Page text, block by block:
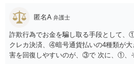
いの地域の弁護士会や法テラス等でご相
【参考】成年後見制度について（裁判所
o.jp/saiban/koukenp/koukenp1/index.html
匿名A 弁護士
詐欺行為でお金を騙し取る手段として
クレカ決済、④暗号通貨払いの4種類が
害を回復しやすいのが、③で 次に、①